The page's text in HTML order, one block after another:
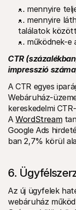
… mennyire
… mennyire
találatok
… működnek-e
CTR
impresszió
A CTR egyes
Webáruház-
kereskedelmi
A WordStream
Google Ads
ban 2,7% körül
6.
Az új ügyfelek
webáruház